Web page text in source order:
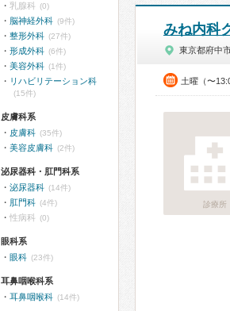
みね内科
東京都府中
土曜（〜
診療所
乳腺科 (0)
脳神経外科 (9件)
整形外科 (27件)
形成外科 (6件)
美容外科 (1件)
リハビリテーション科
(15件)
皮膚科系
皮膚科 (35件)
美容皮膚科 (2件)
泌尿器科・肛門科系
泌尿器科 (14件)
肛門科 (4件)
性病科 (0)
眼科系
眼科 (23件)
耳鼻咽喉科系
耳鼻咽喉科 (14件)